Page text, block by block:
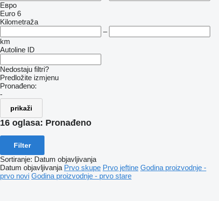
Евро
Euro 6
Kilometraža
–
km
Autoline ID
Nedostaju filtri?
Predložite izmjenu
Pronađeno:
-
prikaži
16 oglasa: Pronađeno
Filter
Sortiranje: Datum objavljivanja
Datum objavljivanja Prvo skupe Prvo jeftine Godina proizvodnje -
prvo novi Godina proizvodnje - prvo stare